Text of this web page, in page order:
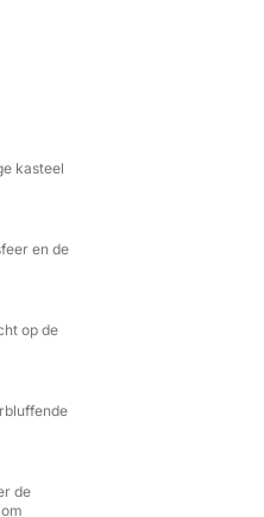
en
een
kasteel
en de
op de
de